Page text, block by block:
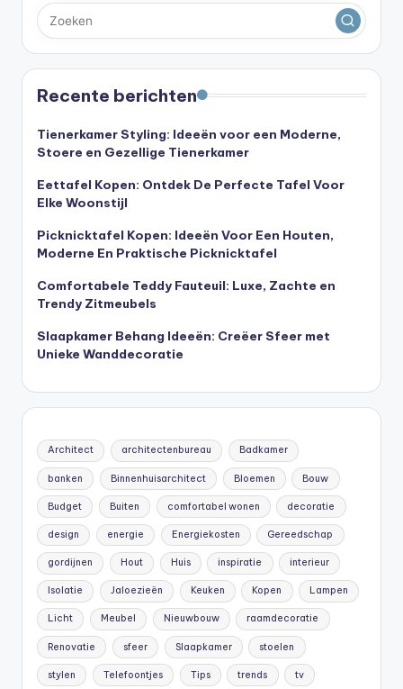
Recente berichten
Tienerkamer Styling: Ideeën voor een Moderne,
Stoere en Gezellige Tienerkamer
Eettafel Kopen: Ontdek De Perfecte Tafel Voor
Elke Woonstijl
Picknicktafel Kopen: Ideeën Voor Een Houten,
Moderne En Praktische Picknicktafel
Comfortabele Teddy Fauteuil: Luxe, Zachte en
Trendy Zitmeubels
Slaapkamer Behang Ideeën: Creëer Sfeer met
Unieke Wanddecoratie
Architect architectenbureau Badkamer
banken Binnenhuisarchitect Bloemen Bouw
Budget Buiten comfortabel wonen decoratie
design energie Energiekosten Gereedschap
gordijnen Hout Huis inspiratie interieur
Isolatie Jaloezieën Keuken Kopen Lampen
Licht Meubel Nieuwbouw raamdecoratie
Renovatie sfeer Slaapkamer stoelen
stylen Telefoontjes Tips trends tv